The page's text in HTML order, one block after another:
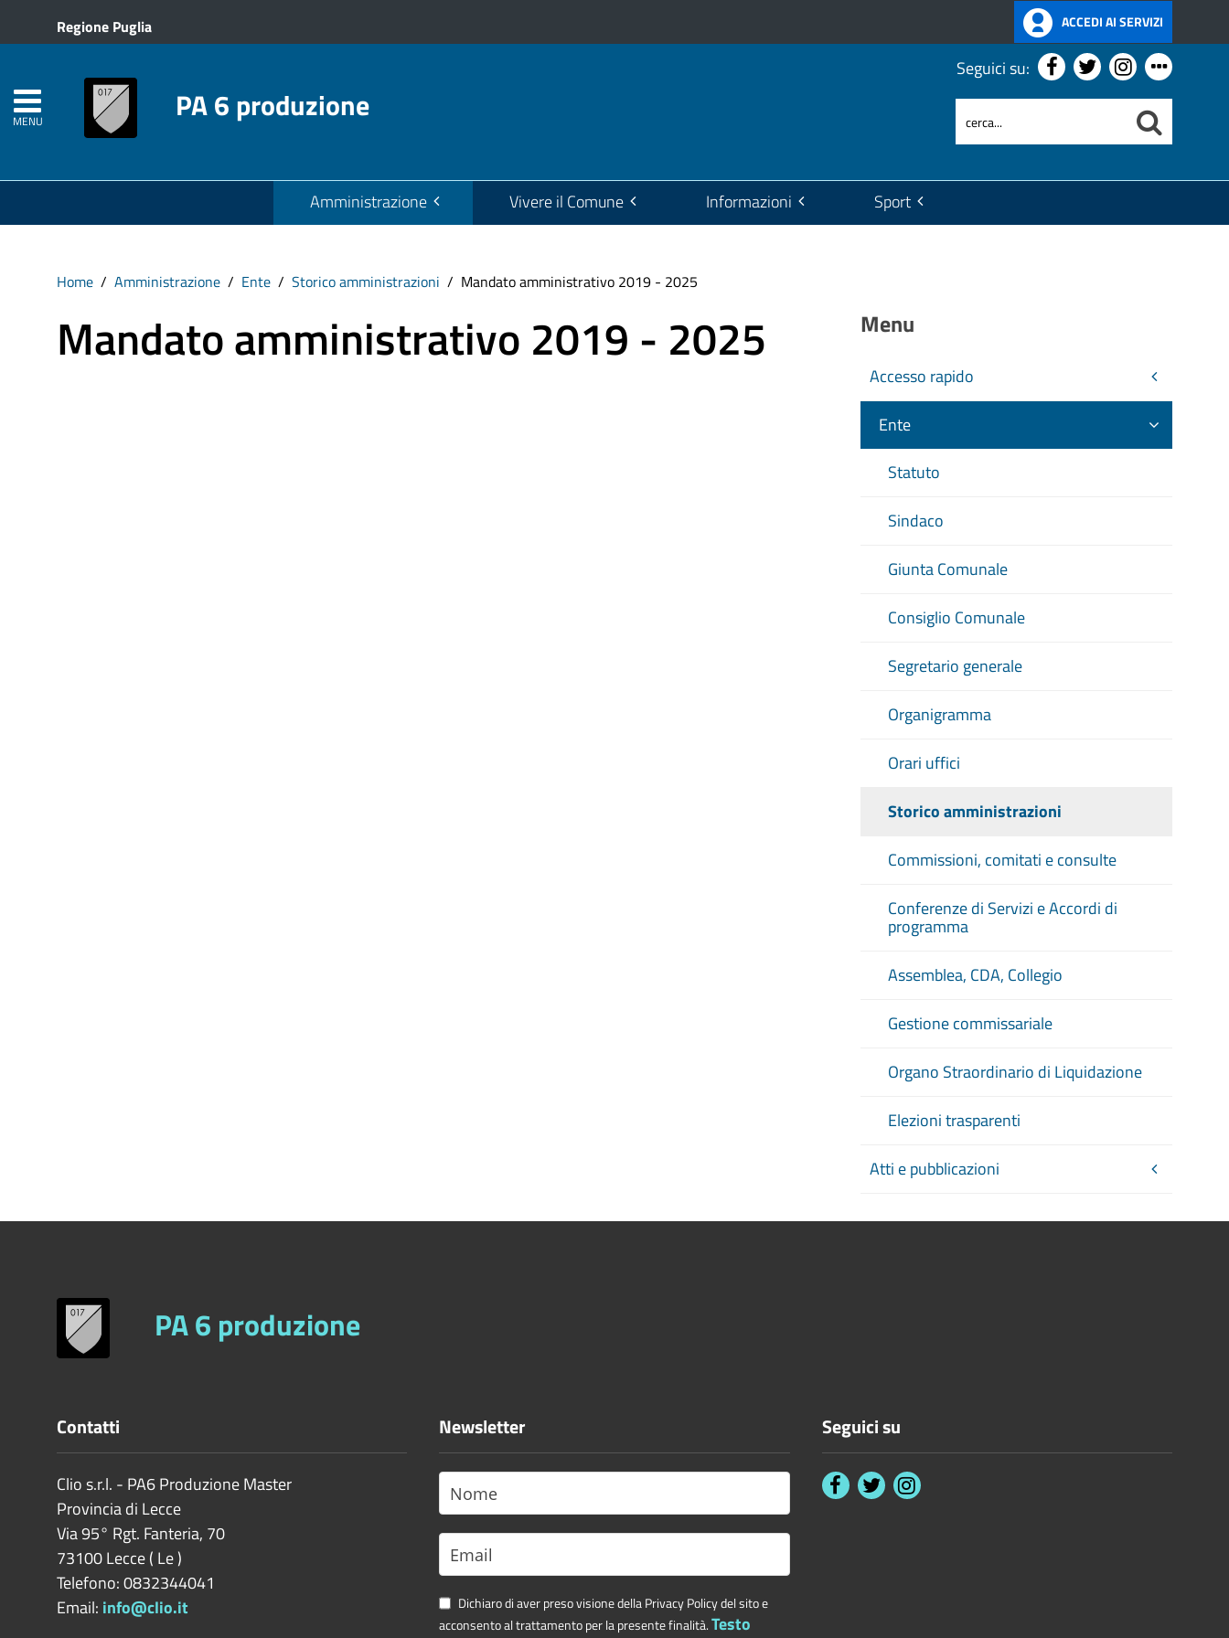
Regione Puglia ACCEDI AI SERVIZI
MENU PA 6 produzione
Seguici su:
Amministrazione Vivere il Comune Informazioni Sport
Home Amministrazione Ente Storico amministrazioni Mandato amministrativo 2019 - 2025
Mandato amministrativo 2019 - 2025 Menu
Accesso rapido
Ente
Statuto
Sindaco
Giunta Comunale
Consiglio Comunale
Segretario generale
Organigramma
Orari uffici
Storico amministrazioni
Commissioni, comitati e consulte
Conferenze di Servizi e Accordi di
programma
Assemblea, CDA, Collegio
Gestione commissariale
Organo Straordinario di Liquidazione
Elezioni trasparenti
Atti e pubblicazioni
PA 6 produzione
Contatti
Clio s.r.l. - PA6 Produzione Master
Provincia di Lecce
Via 95° Rgt. Fanteria, 70
73100Lecce( Le)
Telefono: 0832344041
Email: info@clio.it
Newsletter
Dichiaro di aver preso visione della Privacy Policy del sito e
acconsento al trattamento per la presente finalità.Testo
Seguici su